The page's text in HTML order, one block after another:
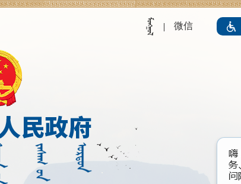
| 微信